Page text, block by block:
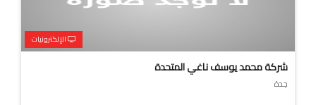
الإلكترونيات
شركة محمد يوسف ناغي المتحدة
جدة